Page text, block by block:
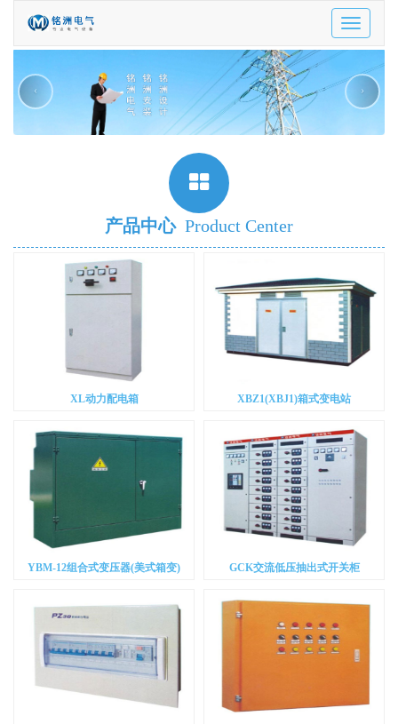
Toggle
‹ ›
产品中心 Product Center
XL动力配电箱 XBZ1(XBJ1)箱式变电站
YBM-12组合式变压器(美式箱变) GCK交流低压抽出式开关柜